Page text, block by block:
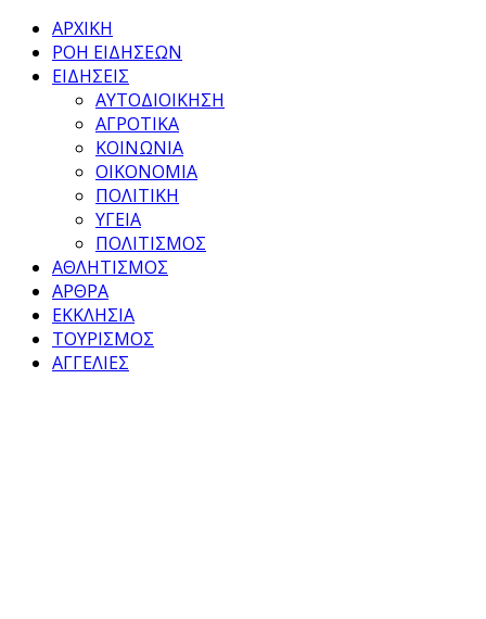
ΑΡΧΙΚΗ
ΡΟΗ ΕΙΔΗΣΕΩΝ
ΕΙΔΗΣΕΙΣ
ΑΥΤΟΔΙΟΙΚΗΣΗ
ΑΓΡΟΤΙΚΑ
ΚΟΙΝΩΝΙΑ
ΟΙΚΟΝΟΜΙΑ
ΠΟΛΙΤΙΚΗ
ΥΓΕΙΑ
ΠΟΛΙΤΙΣΜΟΣ
ΑΘΛΗΤΙΣΜΟΣ
ΑΡΘΡΑ
ΕΚΚΛΗΣΙΑ
ΤΟΥΡΙΣΜΟΣ
ΑΓΓΕΛΙΕΣ